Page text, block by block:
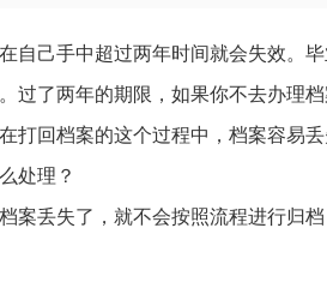
自己手中超过两年时间就会失效。
过了两年的期限，如果你不去办理
打回档案的这个过程中，档案容易
处理？
案丢失了，就不会按照流程进行归